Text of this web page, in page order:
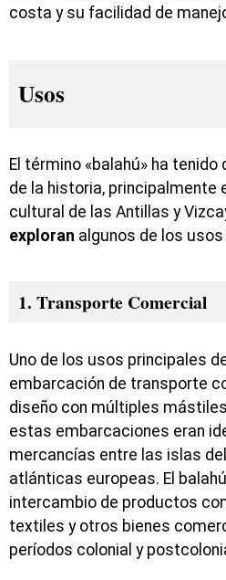
costa y su facilidad de
Usos
El término «balahú» ha
de la historia, principalmente
cultural de las Antillas y
exploran algunos de los
1. Transporte Comercial
Uno de los usos principales
embarcación de transporte
diseño con múltiples
estas embarcaciones eran
mercancías entre las islas
atlánticas europeas. El
intercambio de productos
textiles y otros bienes
períodos colonial y